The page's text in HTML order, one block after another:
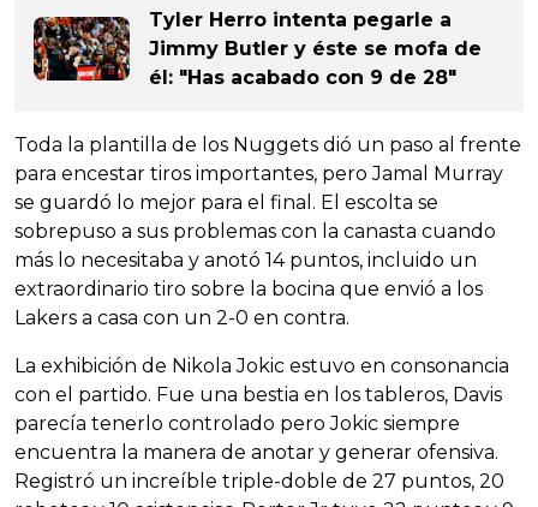
Tyler Herro intenta pegarle a
Jimmy Butler y éste se mofa de
él: "Has acabado con 9 de 28"
Toda la plantilla de los Nuggets dió un paso al frente
para encestar tiros importantes, pero Jamal Murray
se guardó lo mejor para el final. El escolta se
sobrepuso a sus problemas con la canasta cuando
más lo necesitaba y anotó 14 puntos, incluido un
extraordinario tiro sobre la bocina que envió a los
Lakers a casa con un 2-0 en contra.
La exhibición de Nikola Jokic estuvo en consonancia
con el partido. Fue una bestia en los tableros, Davis
parecía tenerlo controlado pero Jokic siempre
encuentra la manera de anotar y generar ofensiva.
Registró un increíble triple-doble de 27 puntos, 20